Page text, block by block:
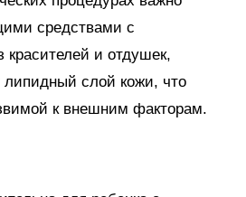
средствами с
красителей и отдушек,
слой кожи, что
к внешним факторам.